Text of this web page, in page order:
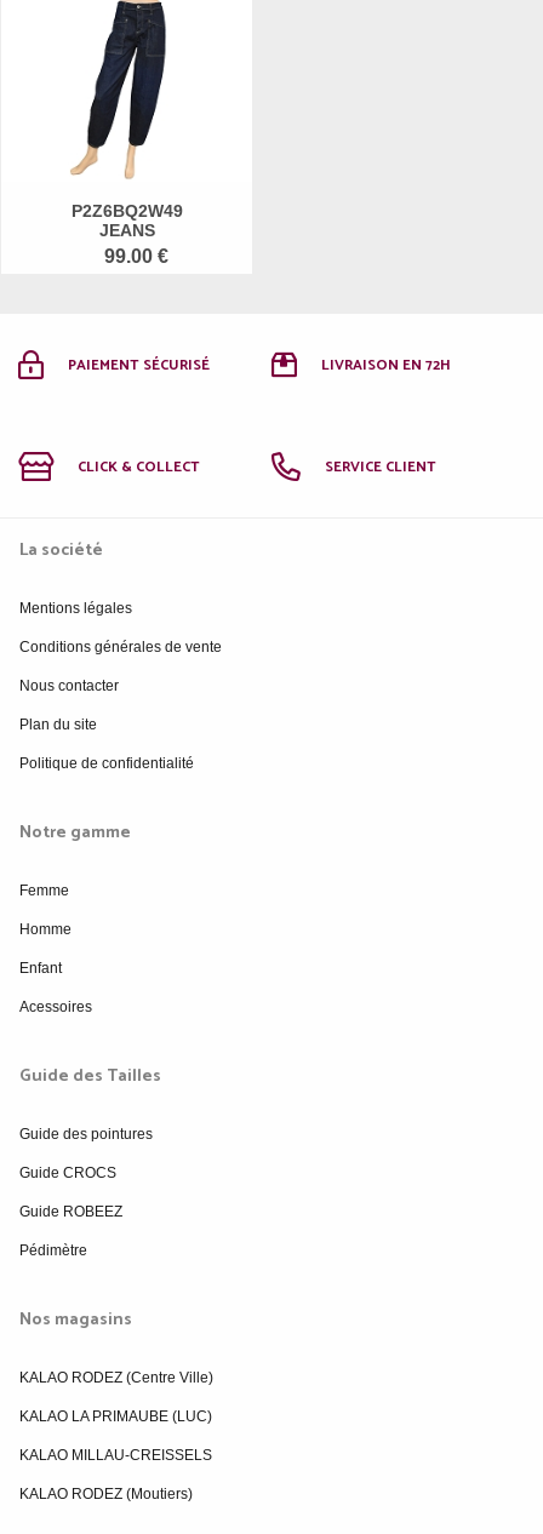
P2Z6BQ2W49
JEANS
99.00 €
PAIEMENT SÉCURISÉ LIVRAISON EN 72H
CLICK & COLLECT SERVICE CLIENT
La société
Mentions légales
Conditions générales de vente
Nous contacter
Plan du site
Politique de confidentialité
Notre gamme
Femme
Homme
Enfant
Acessoires
Guide des Tailles
Guide des pointures
Guide CROCS
Guide ROBEEZ
Pédimètre
Nos magasins
KALAO RODEZ (Centre Ville)
KALAO LA PRIMAUBE (LUC)
KALAO MILLAU-CREISSELS
KALAO RODEZ (Moutiers)